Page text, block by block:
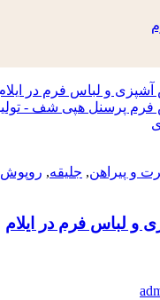
و پیراهن, جلیقه, روپوش
و لباس فرم در ایلام